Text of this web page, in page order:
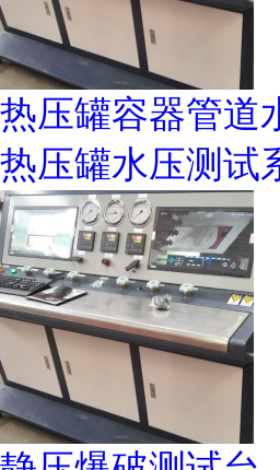
热压罐容器管道
热压罐水压测试